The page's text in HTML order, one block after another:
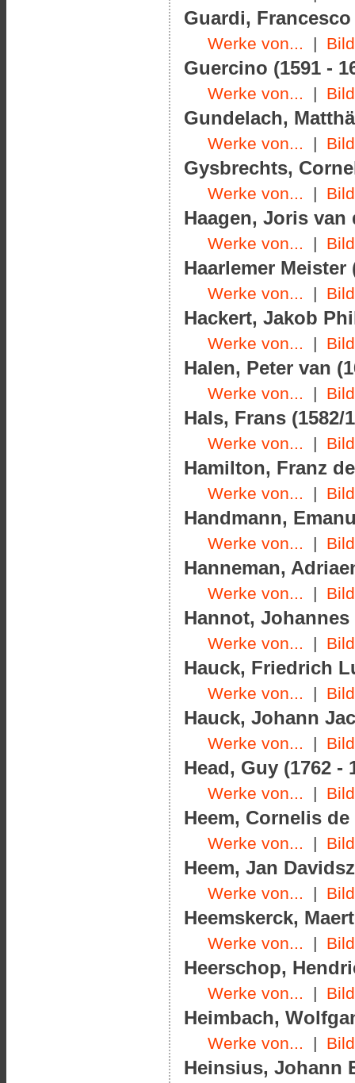
Guardi, Francesco
Werke von... |
Guercino (1591 -
Werke von... |
Gundelach,
Werke von... |
Gysbrechts,
Werke von... |
Haagen, Joris van
Werke von... |
Haarlemer Meister
Werke von... |
Hackert, Jakob
Werke von... |
Halen, Peter van
Werke von... |
Hals, Frans (1582/
Werke von... |
Hamilton, Franz
Werke von... |
Handmann,
Werke von... |
Hanneman,
Werke von... |
Hannot, Johannes
Werke von... |
Hauck, Friedrich
Werke von... |
Hauck, Johann
Werke von... |
Head, Guy (1762 -
Werke von... |
Heem, Cornelis de
Werke von... |
Heem, Jan
Werke von... |
Heemskerck,
Werke von... |
Heerschop,
Werke von... |
Heimbach,
Werke von... |
Heinsius, Johann